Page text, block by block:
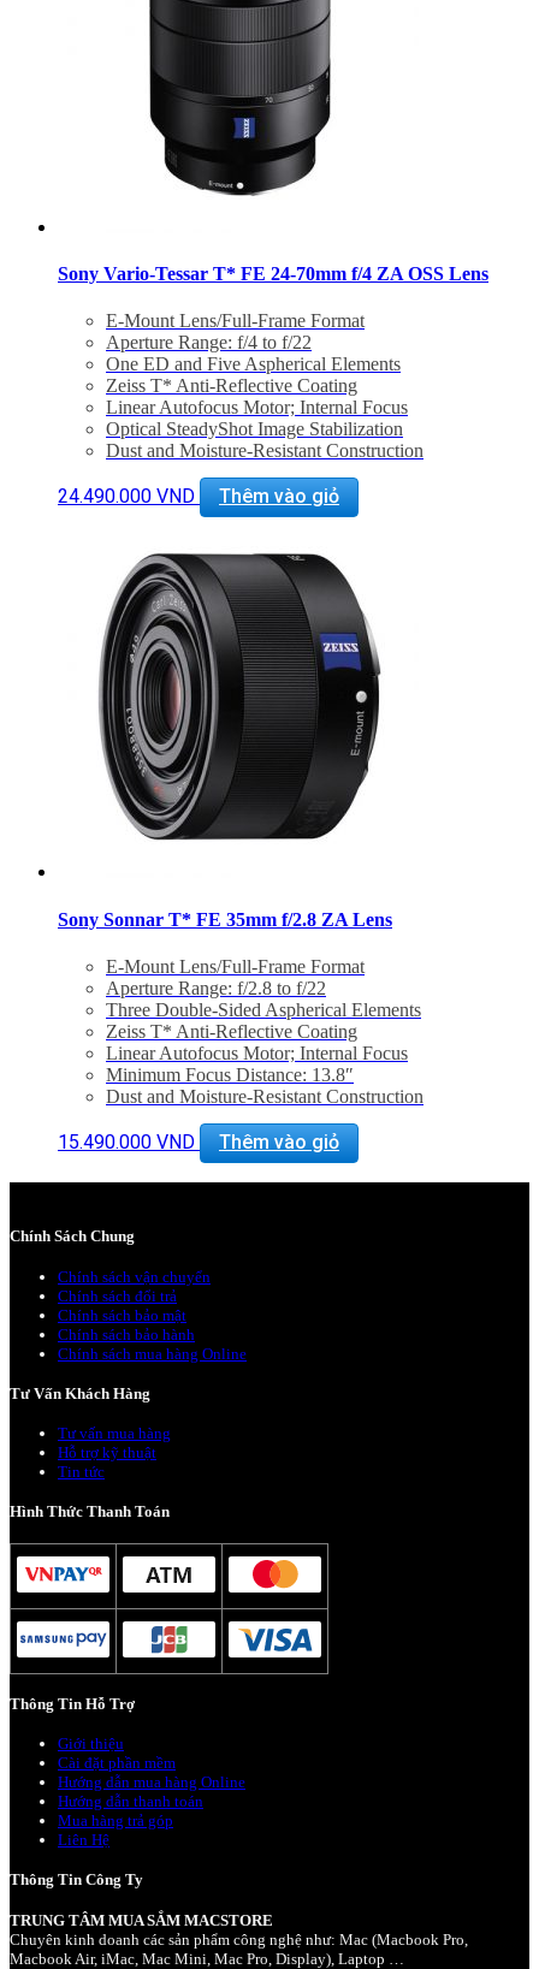
Sony Vario-Tessar T* FE 24-70mm f/4 ZA OSS Lens
E-Mount Lens/Full-Frame Format
Aperture Range: f/4 to f/22
One ED and Five Aspherical Elements
Zeiss T* Anti-Reflective Coating
Linear Autofocus Motor; Internal Focus
Optical SteadyShot Image Stabilization
Dust and Moisture-Resistant Construction
Seven-Blade Circular Diaphragm
24.490.000 VND Thêm vào giỏ
Sony Sonnar T* FE 35mm f/2.8 ZA Lens
E-Mount Lens/Full-Frame Format
Aperture Range: f/2.8 to f/22
Three Double-Sided Aspherical Elements
Zeiss T* Anti-Reflective Coating
Linear Autofocus Motor; Internal Focus
Minimum Focus Distance: 13.8″
Dust and Moisture-Resistant Construction
15.490.000 VND Thêm vào giỏ
Chính Sách Chung
Chính sách vận chuyển
Chính sách đổi trả
Chính sách bảo mật
Chính sách bảo hành
Chính sách mua hàng Online
Tư Vấn Khách Hàng
Tư vấn mua hàng
Hỗ trợ kỹ thuật
Tin tức
Hình Thức Thanh Toán
Thông Tin Hỗ Trợ
Giới thiệu
Cài đặt phần mềm
Hướng dẫn mua hàng Online
Hướng dẫn thanh toán
Mua hàng trả góp
Liên Hệ
Thông Tin Công Ty
TRUNG TÂM MUA SẮM MACSTORE
Chuyên kinh doanh các sản phẩm công nghệ như: Mac (Macbook Pro,
Macbook Air, iMac, Mac Mini, Mac Pro, Display), Laptop …